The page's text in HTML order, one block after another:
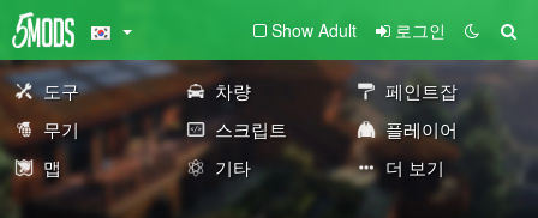
Show Adult 로그인
도구 차량
페인트잡
무기
스크립트
플레이어
맵
기타 더 보기